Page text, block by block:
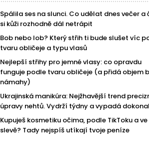
Spálila ses na slunci. Co udělat dnes večer a
si kůži rozhodně dál netrápit
Bob nebo lob? Který střih ti bude slušet víc
tvaru obličeje a typu vlasů
Nejlepší střihy pro jemné vlasy: co opravdu
funguje podle tvaru obličeje (a přidá objem
námahy)
Ukrajinská manikúra: Nejžhavější trend
úpravy nehtů. Vydrží týdny a vypadá
Kupuješ kosmetiku očima, podle TikToku a ve
slevě? Tady nejspíš utíkají tvoje peníze